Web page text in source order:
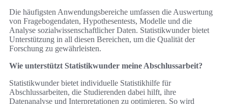
Die häufigsten Anwendungsbereiche umfassen die Auswertung
von Fragebogendaten, Hypothesentests, Modelle und die
Analyse sozialwissenschaftlicher Daten. Statistikwunder bietet
Unterstützung in all diesen Bereichen, um die Qualität der
Forschung zu gewährleisten.
Wie unterstützt Statistikwunder meine Abschlussarbeit?
Statistikwunder bietet individuelle Statistikhilfe für
Abschlussarbeiten, die Studierenden dabei hilft, ihre
Datenanalyse und Interpretationen zu optimieren. So wird